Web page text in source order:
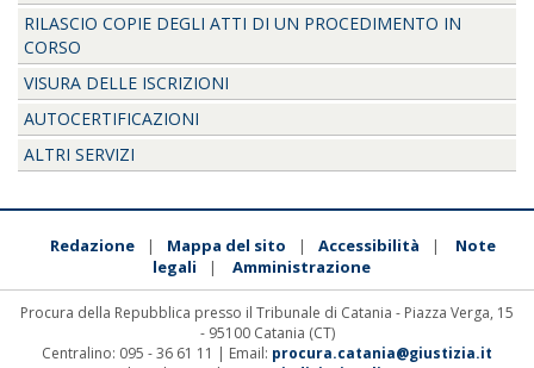
RILASCIO COPIE DEGLI ATTI DI UN PROCEDIMENTO IN
CORSO
VISURA DELLE ISCRIZIONI
AUTOCERTIFICAZIONI
ALTRI SERVIZI
Redazione | Mappa del sito | Accessibilità |
Note
legali
| Amministrazione
Procura della Repubblica presso il Tribunale di Catania - Piazza Verga, 15
- 95100 Catania (CT)
Centralino: 095 - 36 61 11 | Email: procura.catania@giustizia.it